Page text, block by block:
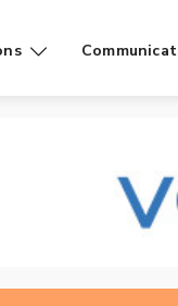
Vidéos